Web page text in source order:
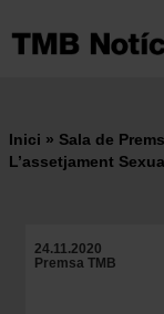
contingut
Fil
Inici Sala de
L’assetjament
24.11.2020
Premsa TMB